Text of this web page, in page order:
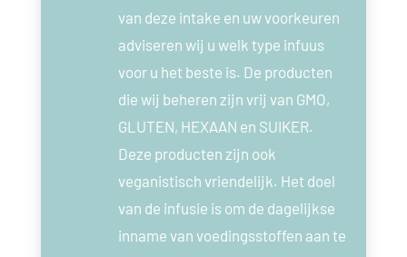
van deze intake en uw voorkeuren
adviseren wij u welk type infuus
voor u het beste is. De producten
die wij beheren zijn vrij van GMO,
GLUTEN, HEXAAN en SUIKER.
Deze producten zijn ook
veganistisch vriendelijk. Het doel
van de infusie is om de dagelijkse
inname van voedingsstoffen aan te